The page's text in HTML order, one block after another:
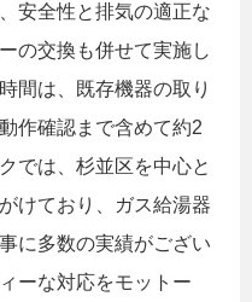
安全性と排気の適正な
の交換も併せて実施し
間は、既存機器の取り
作確認まで含めて約2
では、杉並区を中心と
けており、ガス給湯器
に多数の実績がござい
ーな対応をモットー